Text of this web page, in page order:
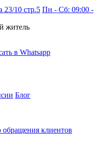
23/10 стр.5 Пн - Сб: 09:00 -
в Whatsapp
Блог
обращения клиентов